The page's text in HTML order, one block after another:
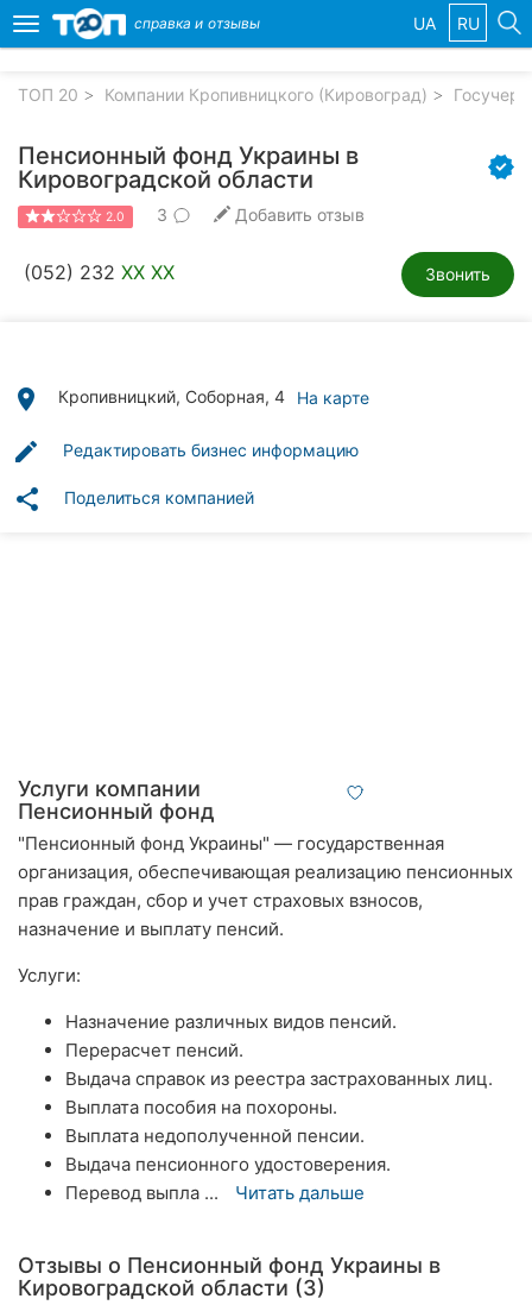
компании
Популярные
рубрики:
Частные
клиники
Ветеринарные
клиники
Все
города:
Кропивницкий
Винница
Житомир
Хмельницкий
Ровно
Одесса
Харьков
Toggle
navigation
справка и отзывы UA RU
ТОП 20 Компании Кропивницкого (Кировоград)
Пенсионный фонд Украины в
Кировоградской области
2.0 3 Добавить отзыв
(052) 232 XX XX Звонить
place Кропивницкий, Соборная, 4 На карте
edit Редактировать бизнес информацию
share Поделиться компанией
Услуги компании
Пенсионный фонд
"Пенсионный фонд Украины" — государственная
организация, обеспечивающая реализацию пенсионных
прав граждан, сбор и учет страховых взносов,
назначение и выплату пенсий.​
Услуги:
Назначение различных видов пенсий.​
Перерасчет пенсий.​
Выдача справок из реестра застрахованных лиц.​
Выплата пособия на похороны.​
Выплата недополученной пенсии.​
Выдача пенсионного удостоверения.​
Перевод выпла ...
Читать дальше
Отзывы о Пенсионный фонд Украины в
Кировоградской области (3)